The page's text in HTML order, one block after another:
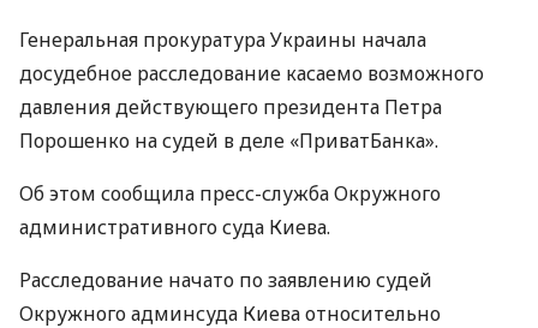
Генеральная прокуратура Украины начала
досудебное расследование касаемо возможного
давления действующего президента Петра
Порошенко на судей в деле «ПриватБанка».
Об этом сообщила пресс-служба Окружного
административного суда Киева.
Расследование начато по заявлению судей
Окружного админсуда Киева относительно